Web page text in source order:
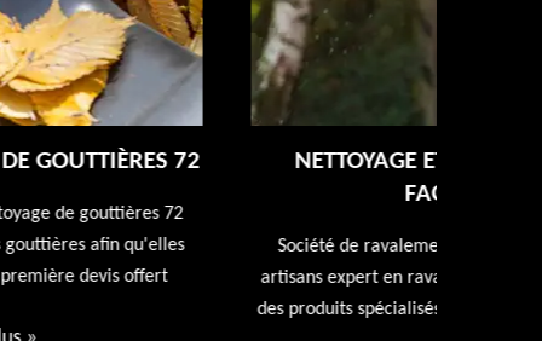
NETTOYAGE ET RAVALEMENT DE
Société de ravalement de façade 72 Sarthe nos
artisans expert en ravalement de façade utiliseront
des produits spécialisés. Devis et déplacement offert